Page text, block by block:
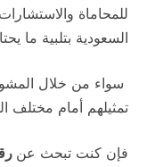
للمحاماة
السعودية بتلبية ما
سواء من خلال
تمثيلهم أمام مختلف
فإن كنت تبحث عن